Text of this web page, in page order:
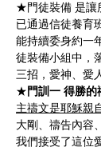
★門徒裝備 是讓
已通過信徒養育
能持續委身約一
徒裝備小組中，
三招，愛神、愛
★門訓一 得勝的
主禱文是耶穌親
大剛、禱告內容
我們接受了這位